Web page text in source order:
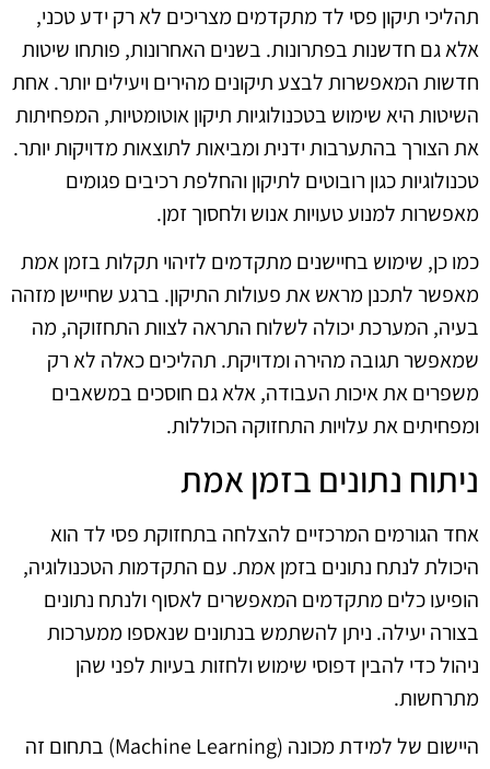
תהליכי תיקון פסי לד מתקדמים מצריכים לא רק ידע טכני,
אלא גם חדשנות בפתרונות. בשנים האחרונות, פותחו שיטות
חדשות המאפשרות לבצע תיקונים מהירים ויעילים יותר. אחת
השיטות היא שימוש בטכנולוגיות תיקון אוטומטיות, המפחיתות
את הצורך בהתערבות ידנית ומביאות לתוצאות מדויקות יותר.
טכנולוגיות כגון רובוטים לתיקון והחלפת רכיבים פגומים
מאפשרות למנוע טעויות אנוש ולחסוך זמן.
כמו כן, שימוש בחיישנים מתקדמים לזיהוי תקלות בזמן אמת
מאפשר לתכנן מראש את פעולות התיקון. ברגע שחיישן מזהה
בעיה, המערכת יכולה לשלוח התראה לצוות התחזוקה, מה
שמאפשר תגובה מהירה ומדויקת. תהליכים כאלה לא רק
משפרים את איכות העבודה, אלא גם חוסכים במשאבים
ומפחיתים את עלויות התחזוקה הכוללות.
ניתוח נתונים בזמן אמת
אחד הגורמים המרכזיים להצלחה בתחזוקת פסי לד הוא
היכולת לנתח נתונים בזמן אמת. עם התקדמות הטכנולוגיה,
הופיעו כלים מתקדמים המאפשרים לאסוף ולנתח נתונים
בצורה יעילה. ניתן להשתמש בנתונים שנאספו ממערכות
ניהול כדי להבין דפוסי שימוש ולחזות בעיות לפני שהן
מתרחשות.
היישום של למידת מכונה (Machine Learning) בתחום זה